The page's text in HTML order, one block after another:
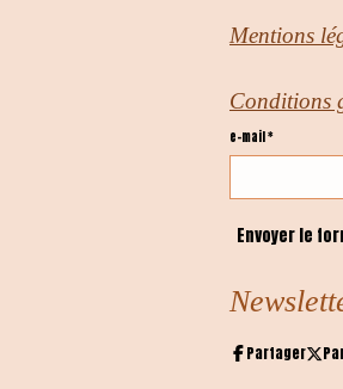
Mentions
Conditions
e-mail *
Envoyer le
Partager